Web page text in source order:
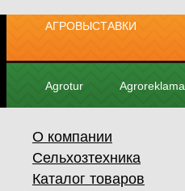
АГРОВЫСТАВКИ
Agrotur Agroreklama
О компании
Сельхозтехника
Каталог товаров